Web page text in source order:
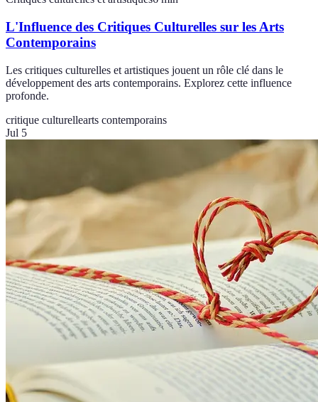
L'Influence des Critiques Culturelles sur les Arts
Contemporains
Les critiques culturelles et artistiques jouent un rôle clé dans le
développement des arts contemporains. Explorez cette influence
profonde.
critique culturellearts contemporains
Jul 5